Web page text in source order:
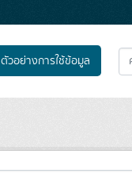
ตัวอย่างการใช้ข้อมูล